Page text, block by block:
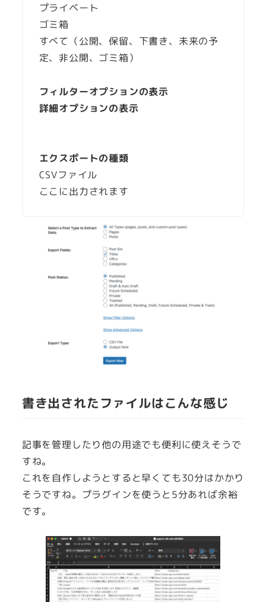
プライベート
ゴミ箱
すべて（公開、保留、下書き、未来の予
定、非公開、ゴミ箱）
フィルターオプションの表示
詳細オプションの表示
エクスポートの種類
CSVファイル
ここに出力されます
書き出されたファイルはこんな感じ
記事を管理したり他の用途でも便利に使えそうで
すね。
これを自作しようとすると早くても30分はかかり
そうですね。プラグインを使うと5分あれば余裕
です。